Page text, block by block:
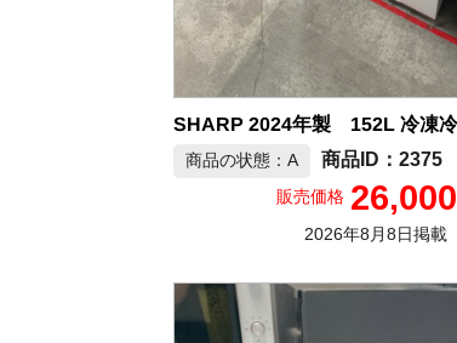
商品の状態：A 2375
販売価格 26,000
2026年8月8日掲載